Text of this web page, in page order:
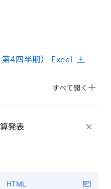
4四半期） Excel
すべて開く
発表
HTML